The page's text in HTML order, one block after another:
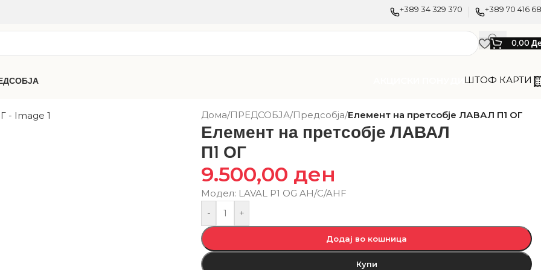
+389 34 329 370 +389 70 416
0,00
ШТОФ КАРТИ
Дома/ПРЕДСОБЈА/Предсобја/Елемент на претсобје ЛАВАЛ П1 ОГ
Елемент на претсобје ЛАВАЛ
П1 ОГ
9.500,00 ден
Модел: LAVAL P1 OG AH/C/AHF
-
+
Додај во кошница
Купи